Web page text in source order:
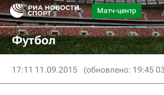
Матч-центр
Футбол
17:11 11.09.2015 (обновлено: 19:45